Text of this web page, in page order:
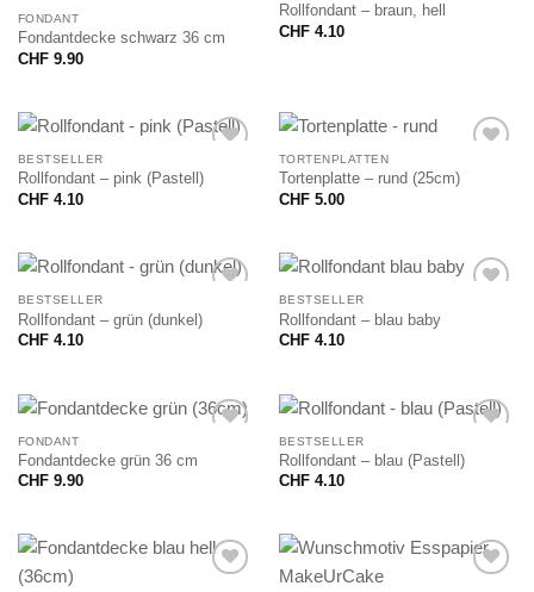
FONDANT
Fondantdecke schwarz 36 cm
CHF9.90
Rollfondant – braun, hell
CHF4.10
BESTSELLER
Rollfondant – pink (Pastell)
CHF4.10
TORTENPLATTEN
Tortenplatte – rund (25cm)
CHF5.00
BESTSELLER
Rollfondant – grün (dunkel)
CHF4.10
BESTSELLER
Rollfondant – blau baby
CHF4.10
FONDANT
Fondantdecke grün 36 cm
CHF9.90
BESTSELLER
Rollfondant – blau (Pastell)
CHF4.10